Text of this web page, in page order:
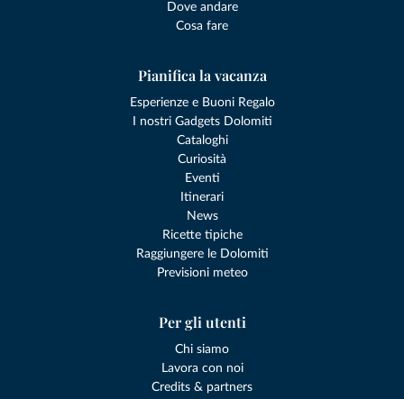
Dove andare
Cosa fare
Pianifica la vacanza
Esperienze e Buoni Regalo
I nostri Gadgets Dolomiti
Cataloghi
Curiosità
Eventi
Itinerari
News
Ricette tipiche
Raggiungere le Dolomiti
Previsioni meteo
Per gli utenti
Chi siamo
Lavora con noi
Credits & partners